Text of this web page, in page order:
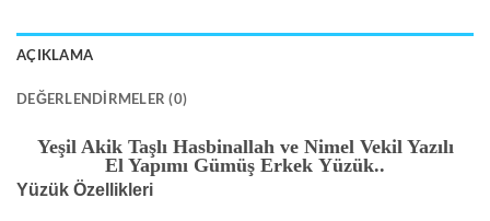
AÇIKLAMA
DEĞERLENDIRMELER (0)
Yeşil Akik Taşlı Hasbinallah ve Nimel Vekil Yazılı
El Yapımı Gümüş Erkek Yüzük..
Yüzük Özellikleri